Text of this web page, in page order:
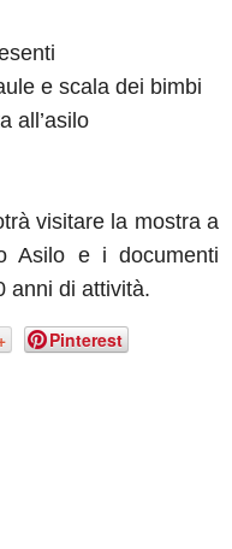
e scala dei bimbi
all’asilo
visitare la mostra a
Asilo e i documenti
anni di attività.
Pinterest